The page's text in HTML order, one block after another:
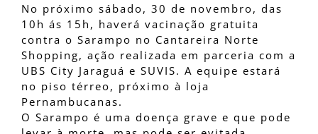
No próximo sábado, 30 de novembro, das
10h ás 15h, haverá vacinação gratuita
contra o Sarampo no Cantareira Norte
Shopping, ação realizada em parceria com a
UBS City Jaraguá e SUVIS. A equipe estará
no piso térreo, próximo à loja
Pernambucanas.
O Sarampo é uma doença grave e que pode